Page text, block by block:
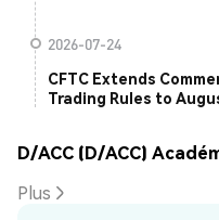
2026-07-24
CFTC Extends
Trading Rules to
D/ACC (D/ACC)
Plus